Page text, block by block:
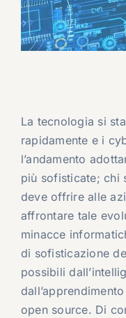
La tecnologia si
rapidamente e i
l’andamento
più sofisticate; chi
deve offrire alle
affrontare tale
minacce
di sofisticazione
possibili
open source. Di